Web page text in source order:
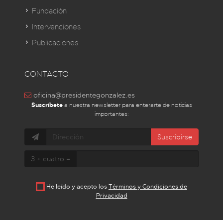
Fundación
Intervenciones
Publicaciones
CONTACTO
oficina@presidentegonzalez.es
Suscríbetea nuestra newsletter para enterarte de noticias
importantes:
Suscribirse
3 + cuatro =
He leído y acepto losTérminos y Condiciones de
Privacidad